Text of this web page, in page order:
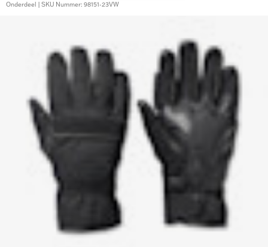
Onderdeel | SKU Nummer: 98151-23VW